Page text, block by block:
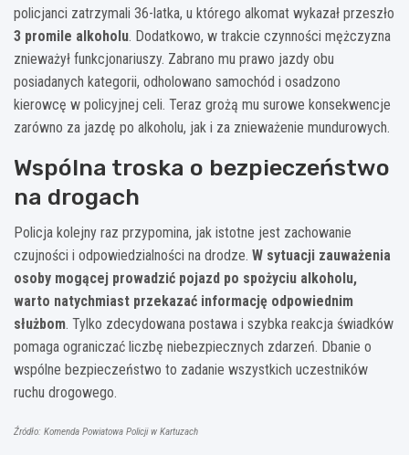
policjanci zatrzymali 36-latka, u którego alkomat wykazał przeszło
3 promile alkoholu. Dodatkowo, w trakcie czynności mężczyzna
znieważył funkcjonariuszy. Zabrano mu prawo jazdy obu
posiadanych kategorii, odholowano samochód i osadzono
kierowcę w policyjnej celi. Teraz grożą mu surowe konsekwencje
zarówno za jazdę po alkoholu, jak i za znieważenie mundurowych.
Wspólna troska o bezpieczeństwo
na drogach
Policja kolejny raz przypomina, jak istotne jest zachowanie
czujności i odpowiedzialności na drodze. W sytuacji zauważenia
osoby mogącej prowadzić pojazd po spożyciu alkoholu,
warto natychmiast przekazać informację odpowiednim
służbom. Tylko zdecydowana postawa i szybka reakcja świadków
pomaga ograniczać liczbę niebezpiecznych zdarzeń. Dbanie o
wspólne bezpieczeństwo to zadanie wszystkich uczestników
ruchu drogowego.
Źródło: Komenda Powiatowa Policji w Kartuzach